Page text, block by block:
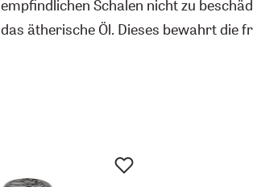
empfindlichen Schalen nicht zu
das ätherische Öl. Dieses bewahrt die